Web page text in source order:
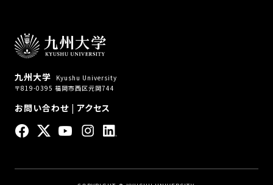
九州大学
Kyushu University
〒819-0395 福岡市西区元岡744
お問い合わせ| アクセス